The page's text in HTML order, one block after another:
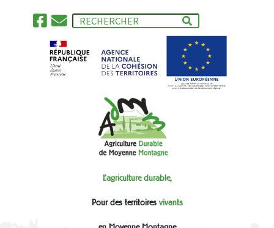
L'agriculture durable,
Pour des territoires vivants